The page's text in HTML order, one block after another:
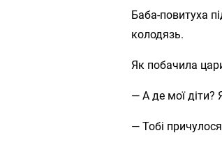
Баба-повитуха
колодязь.
Як побачила
— А де мої діти?
— Тобі